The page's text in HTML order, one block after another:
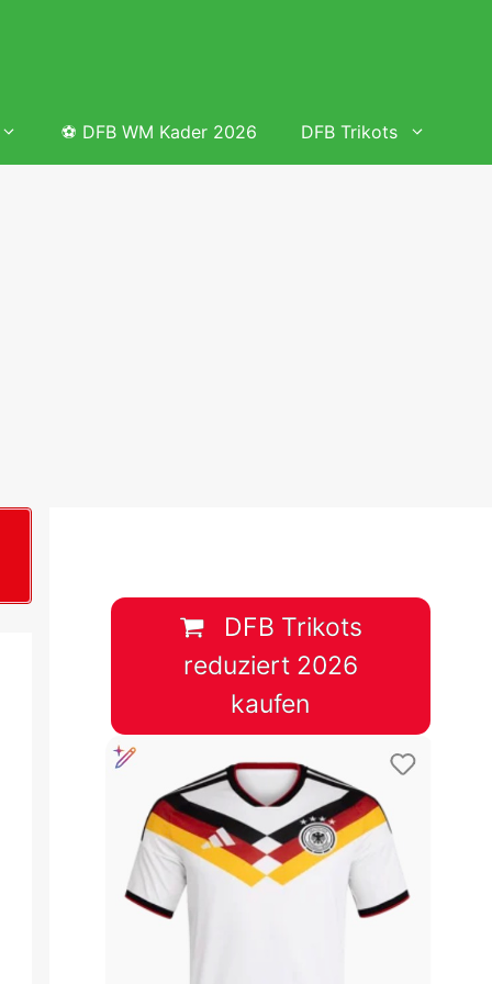
&
&
Tabelle
⚽ DFB WM Kader 2026 DFB Trikots
DFB Trikots
reduziert 2026
kaufen